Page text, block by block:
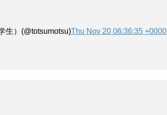
生）(@totsumotsu)Thu Nov 20 06:36:35 +0000